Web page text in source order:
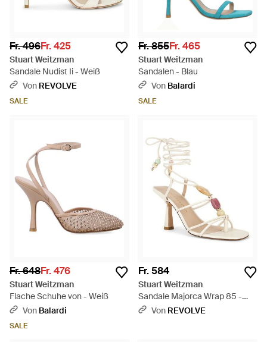
Fr. 496Fr. 425
Stuart Weitzman
Sandale Nudist Ii - Weiß
Von REVOLVE
SALE
Fr. 855Fr. 465
Stuart Weitzman
Sandalen - Blau
Von Balardi
SALE
Fr. 648Fr. 476
Stuart Weitzman
Flache Schuhe von - Weiß
Von Balardi
SALE
Fr. 584
Stuart Weitzman
Sandale Majorca Wrap 85 -
WeißVon REVOLVE